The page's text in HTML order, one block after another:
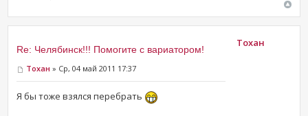
Re: Челябинск!!! Помогите с вариатором!
Тохан » Ср, 04 май 2011 17:37
Я бы тоже взялся перебрать
Тохан